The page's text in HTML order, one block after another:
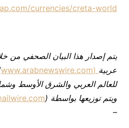
currencies/creta-world/
يتم إصدار هذا البيان الصحفي من
عربية (www.arabnewswire.com
للعالم العربي والشرق الأوسط
ويتم توزيعها بواسطة )
–